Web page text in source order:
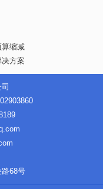
算缩减
方案
68号